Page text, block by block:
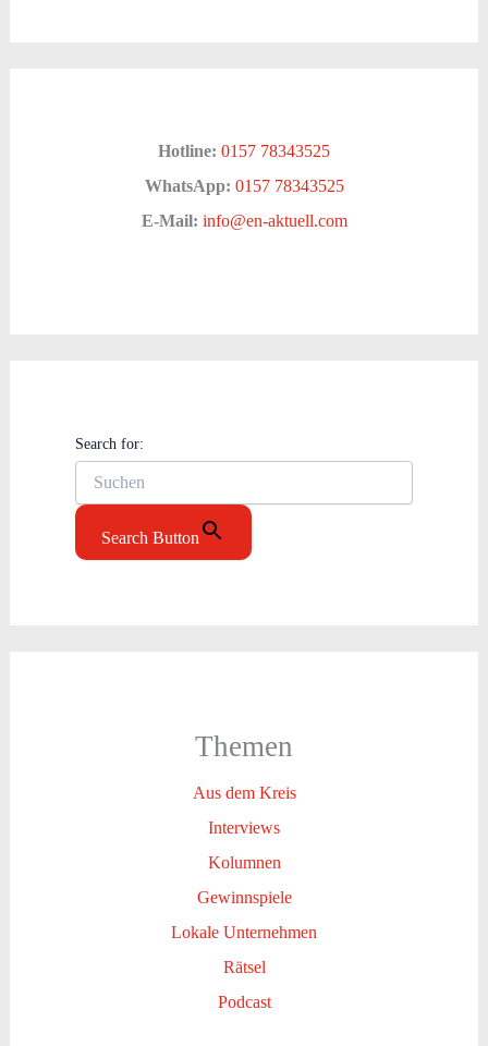
Hotline: 0157 78343525
WhatsApp: 0157 78343525
E-Mail: info@en-aktuell.com
Search for:
Search Button
Themen
Aus dem Kreis
Interviews
Kolumnen
Gewinnspiele
Lokale Unternehmen
Rätsel
Podcast